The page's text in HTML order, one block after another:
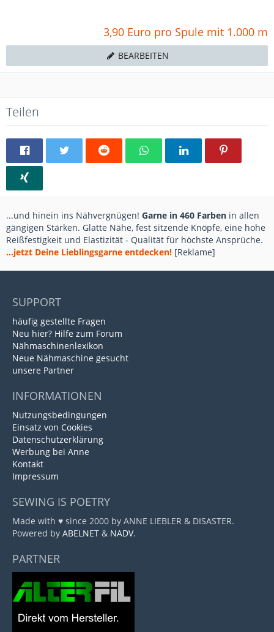
3,90 Euro pro Spule mit 1.000 m
BEARBEITEN
Teilen
...und hinein ins Nähvergnügen! Garne in 460 Farben in allen
gängigen Stärken. Glatte Nähe, fest sitzende Knöpfe, eine hohe
Reißfestigkeit und Elastizität - Qualität für höchste Ansprüche.
...jetzt Deine Lieblingsgarne entdecken! [Reklame]
SUPPORT
häufig gestellte Fragen
Neu hier? Hilfe zum Forum
Nähmaschinenlexikon
Neue Nähmaschine gesucht
unsere Partner
INFORMATIONEN
Nutzungsbedingungen
Einsatz von Cookies
Datenschutzerklärung
Werbung bei Anne
Kontakt
Impressum
SEWING IS POETRY
Made with ♥ since 2000 by ANNE LIEBLER & DISASTER.
Powered by ABELNET & NADV.
PARTNER